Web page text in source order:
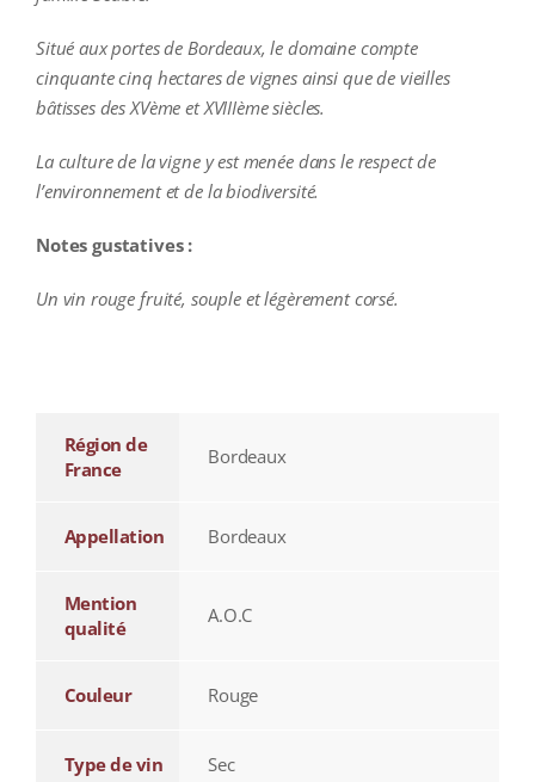
Situé aux portes de Bordeaux, le domaine compte
cinquante cinq hectares de vignes ainsi que de vieilles
bâtisses des XVème et XVIIIème siècles.
La culture de la vigne y est menée dans le respect de
l’environnement et de la biodiversité.
Notes gustatives :
Un vin rouge fruité, souple et légèrement corsé.
Région de
France
Bordeaux
Appellation Bordeaux
Mention
qualité
A.O.C
Couleur Rouge
Type de vin Sec